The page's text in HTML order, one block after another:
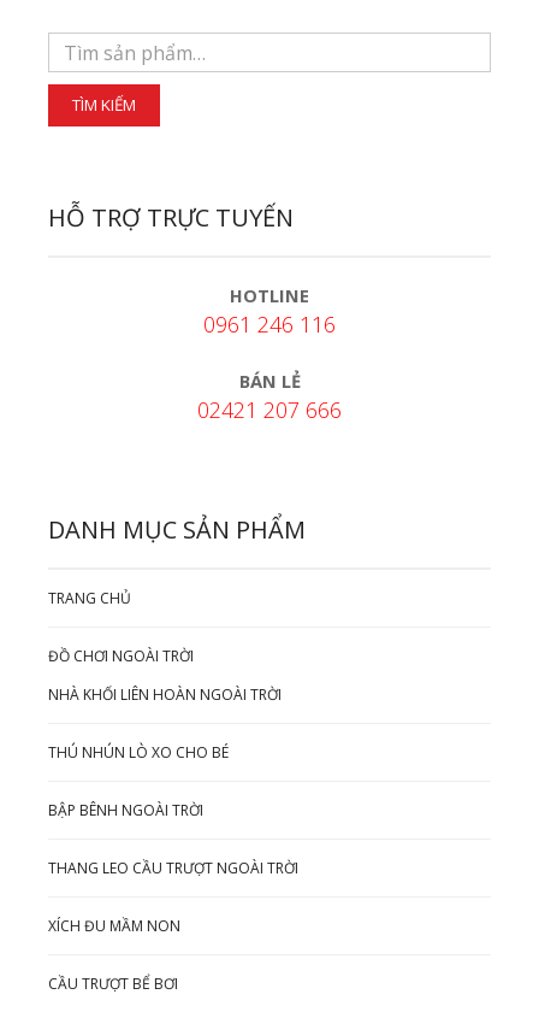
HỖ TRỢ TRỰC TUYẾN
HOTLINE
0961 246 116
BÁN LẺ
02421 207 666
DANH MỤC SẢN PHẨM
TRANG CHỦ
ĐỒ CHƠI NGOÀI TRỜI
NHÀ KHỐI LIÊN HOÀN NGOÀI TRỜI
THÚ NHÚN LÒ XO CHO BÉ
BẬP BÊNH NGOÀI TRỜI
THANG LEO CẦU TRƯỢT NGOÀI TRỜI
XÍCH ĐU MẦM NON
CẦU TRƯỢT BỂ BƠI